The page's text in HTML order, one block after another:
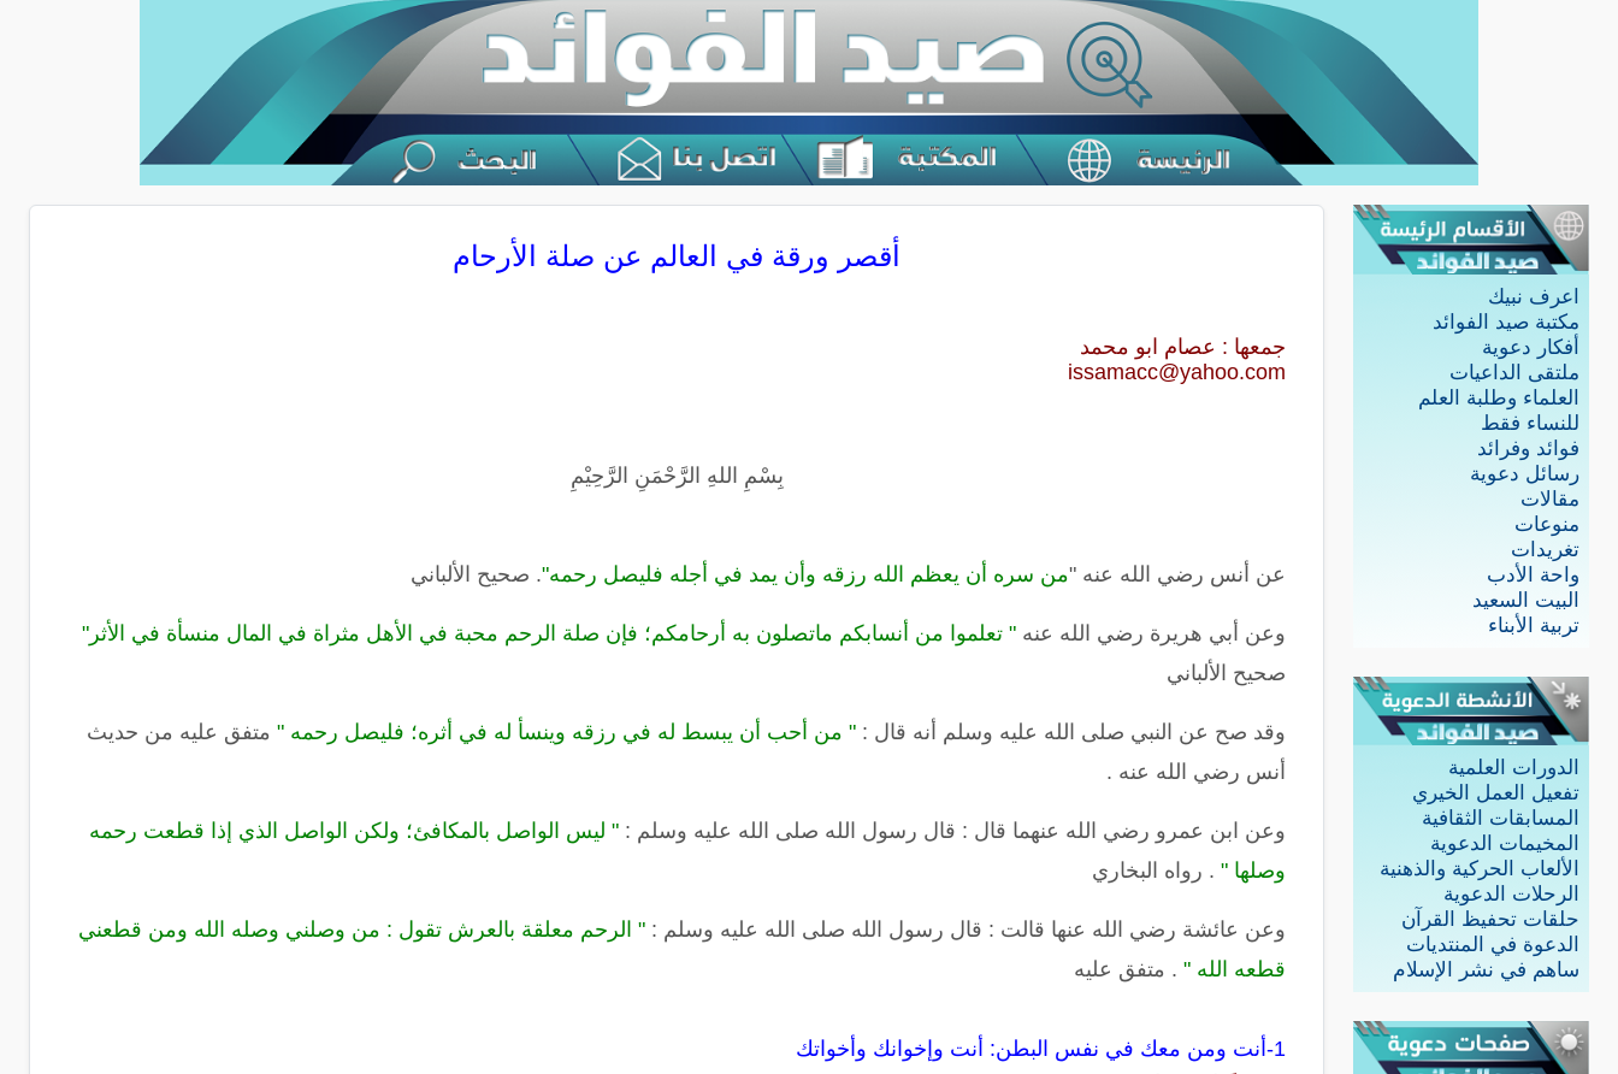
اعرف نبيك
مكتبة صيد الفوائد
أفكار دعوية
ملتقى الداعيات
العلماء وطلبة العلم
للنساء فقط
فوائد وفرائد
رسائل دعوية
مقالات
منوعات
تغريدات
واحة الأدب
البيت السعيد
تربية الأبناء
الدورات العلمية
تفعيل العمل الخيري
المسابقات الثقافية
المخيمات الدعوية
الألعاب الحركية والذهنية
الرحلات الدعوية
حلقات تحفيظ القرآن
الدعوة في المنتديات
ساهم في نشر الإسلام
أقصر ورقة في العالم عن صلة الأرحام
جمعها : عصام ابو محمد
issamacc@yahoo.com
بِسْمِ اللهِ الرَّحْمَنِ الرَّحِيْمِ
عن أنس رضي الله عنه "من سره أن يعظم الله رزقه وأن يمد في أجله فليصل رحمه". صحيح الألباني
وعن أبي هريرة رضي الله عنه" تعلموا من أنسابكم ماتصلون به أرحامكم؛ فإن صلة الرحم محبة في الأهل مثراة في المال منسأة في الأثر"
صحيح الألباني
وقد صح عن النبي صلى الله عليه وسلم أنه قال : " من أحب أن يبسط له في رزقه وينسأ له في أثره؛ فليصل رحمه " متفق عليه من حديث
أنس رضي الله عنه .
وعن ابن عمرو رضي الله عنهما قال : قال رسول الله صلى الله عليه وسلم :" ليس الواصل بالمكافئ؛ ولكن الواصل الذي إذا قطعت رحمه
وصلها " . رواه البخاري
وعن عائشة رضي الله عنها قالت : قال رسول الله صلى الله عليه وسلم :" الرحم معلقة بالعرش تقول : من وصلني وصله الله ومن قطعني
قطعه الله " . متفق عليه
1-أنت ومن معك في نفس البطن: أنت وإخوانك وأخواتك